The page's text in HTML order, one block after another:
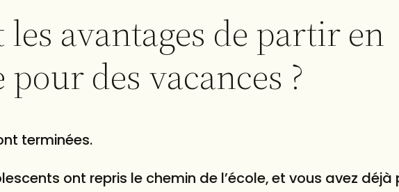
les avantages de partir en
des vacances ?
terminées.
ont repris le chemin de l’école, et vous avez déjà